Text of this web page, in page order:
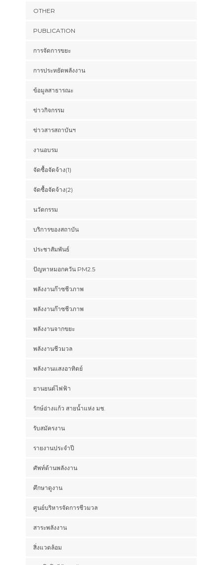
OTHER
PUBLICATION
การจัดการขยะ
การประหยัดพลังงาน
ข้อมูลสาธารณะ
ข่าวกิจกรรม
ข่าวสารสถาบันฯ
งานอบรม
จัดซื้อจัดจ้าง(1)
จัดซื้อจัดจ้าง(2)
นวัตกรรม
บริการของสถาบัน
ประชาสัมพันธ์
ปัญหาหมอกควัน PM2.5
พลังงานก๊าซชีวภาพ
พลังงานก๊าซชีวภาพ
พลังงานจากขยะ
พลังงานชีวมวล
พลังงานแสงอาทิตย์
ยานยนต์ไฟฟ้า
รักษ์อ่างแก้ว สายน้ำแห่ง มช.
รับสมัครงาน
รายงานประจำปี
ศัพท์ด้านพลังงาน
ศึกษาดูงาน
ศูนย์บริหารจัดการชีวมวล
สาระพลังงาน
สิ่งแวดล้อม